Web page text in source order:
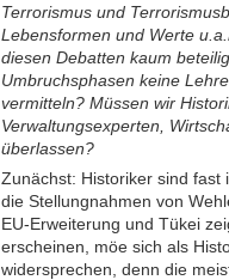
Terrorismus und
Lebensformen und Werte
diesen Debatten kaum
Umbruchsphasen keine
vermitteln? Müssen wir
Verwaltungsexperten,
überlassen?
Zunächst: Historiker sind fast
die Stellungnahmen von
EU-Erweiterung und Tükei
erscheinen, möe sich als
widersprechen, denn die